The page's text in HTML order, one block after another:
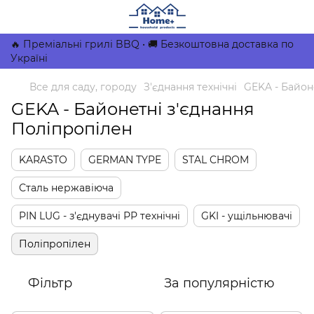
🔥 Преміальні грилі BBQ • 🚚 Безкоштовна доставка по
Україні
Все для саду, городу З'єднання технічні GEKA -
GEKA - Байонетні з'єднання
Поліпропілен
KARASTO GERMAN TYPE STAL CHROM
Сталь нержавіюча
PIN LUG - з'єднувачі РР технічні GKI - ущільнювачі
Поліпропілен
Фільтр За популярністю